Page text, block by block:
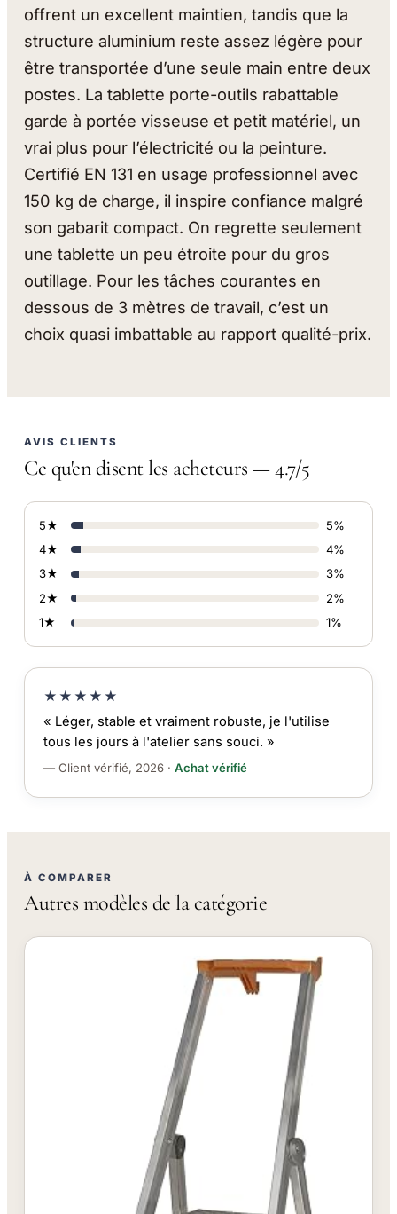
offrent un excellent maintien, tandis que la
structure aluminium reste assez légère pour
être transportée d’une seule main entre deux
postes. La tablette porte-outils rabattable
garde à portée visseuse et petit matériel, un
vrai plus pour l’électricité ou la peinture.
Certifié EN 131 en usage professionnel avec
150 kg de charge, il inspire confiance malgré
son gabarit compact. On regrette seulement
une tablette un peu étroite pour du gros
outillage. Pour les tâches courantes en
dessous de 3 mètres de travail, c’est un
choix quasi imbattable au rapport qualité-prix.
AVIS CLIENTS
Ce qu'en disent les acheteurs — 4.7/5
5★
5%
4★
4%
3★
3%
2★
2%
1★
1%
★★★★★
« Léger, stable et vraiment robuste, je l'utilise
tous les jours à l'atelier sans souci. »
— Client vérifié, 2026 · Achat vérifié
À COMPARER
Autres modèles de la catégorie